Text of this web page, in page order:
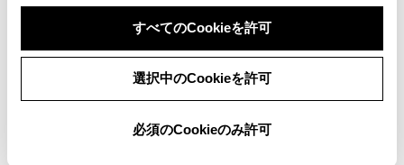
すべてのCookieを許可
選択中のCookieを許可
必須のCookieのみ許可
フリードリンク
扱店
U-car(中古車)取扱店 T-UP